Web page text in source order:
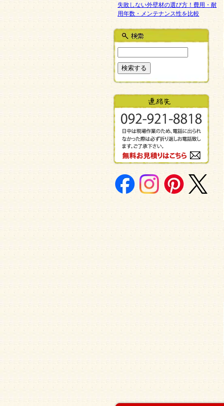
失敗しない外壁材の選び方！費用・耐
用年数・メンテナンス性を比較